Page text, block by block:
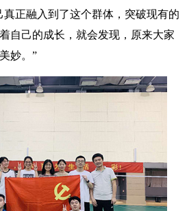
真正融入到了这个群体，突破现有的
自己的成长，就会发现，原来大家
妙。”